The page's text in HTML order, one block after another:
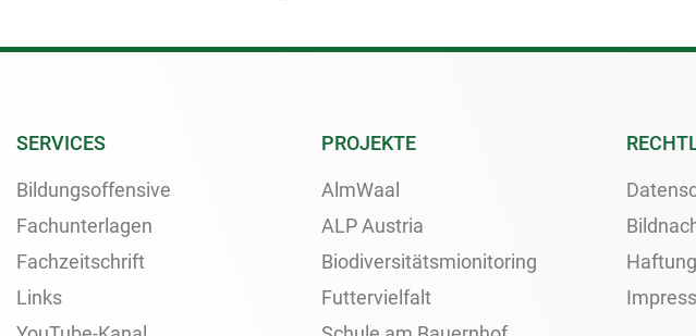
SERVICES
Bildungsoffensive
Fachunterlagen
Fachzeitschrift
Links
PROJEKTE
AlmWaal
ALP Austria
Biodiversitätsmionitoring
Futtervielfalt